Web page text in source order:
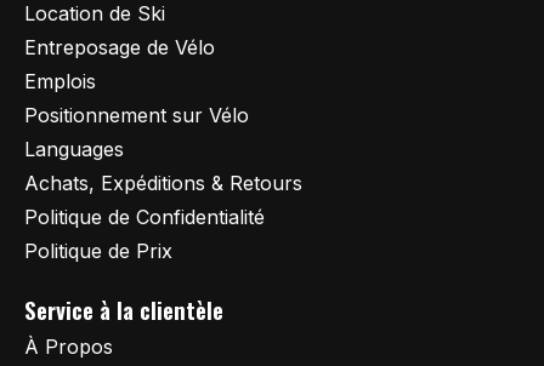
Location de Ski
Entreposage de Vélo
Emplois
Positionnement sur Vélo
Languages
Achats, Expéditions & Retours
Politique de Confidentialité
Politique de Prix
Service à la clientèle
À Propos